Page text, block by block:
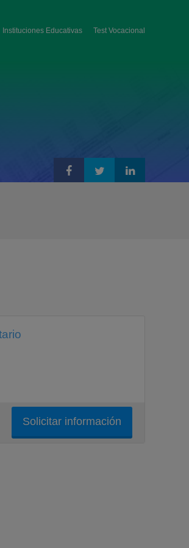
Instituciones Educativas Test Vocacional
Solicitar información